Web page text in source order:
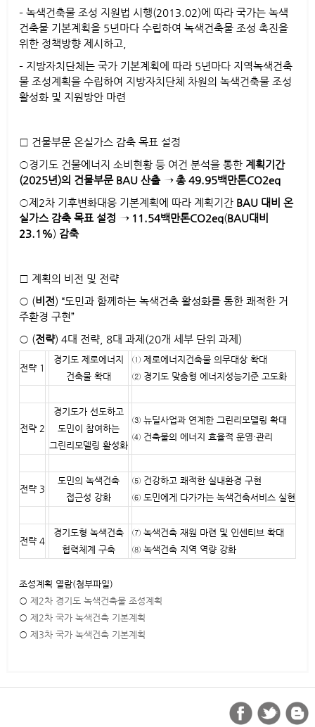
– 녹색건축물 조성 지원법 시행(2013.02)에 따라 국가는 녹색
건축물 기본계획을 5년마다 수립하여 녹색건축물 조성 촉진을
위한 정책방향 제시하고,
– 지방자치단체는 국가 기본계획에 따라 5년마다 지역녹색건축
물 조성계획을 수립하여 지방자치단체 차원의 녹색건축물 조성
활성화 및 지원방안 마련
□ 건물부문 온실가스 감축 목표 설정
○경기도 건물에너지 소비현황 등 여건 분석을 통한 계획기간
(2025년)의 건물부문 BAU 산출 →총49.95백만톤CO2eq
○제2차 기후변화대응 기본계획에 따라 계획기간 BAU 대비 온
실가스 감축 목표 설정 → 11.54백만톤CO2eq(BAU대비
23.1%) 감축
□ 계획의 비전 및 전략
○ (비전) “도민과 함께하는 녹색건축 활성화를 통한 쾌적한 거
주환경 구현”
○ (전략) 4대 전략, 8대 과제(20개 세부 단위 과제)
전략 1
경기도 제로에너지
건축물 확대
① 제로에너지건축물 의무대상 확대
② 경기도 맞춤형 에너지성능기준 고도화
전략 2
경기도가 선도하고
도민이 참여하는
그린리모델링 활성화
③ 뉴딜사업과 연계한 그린리모델링 확대
④ 건축물의 에너지 효율적 운영·관리
전략 3
도민의 녹색건축
접근성 강화
⑤ 건강하고 쾌적한 실내환경 구현
⑥ 도민에게 다가가는 녹색건축서비스 실현
전략 4
경기도형 녹색건축
협력체계 구축
⑦ 녹색건축 재원 마련 및 인센티브 확대
⑧ 녹색건축 지역 역량 강화
조성계획 열람(첨부파일)
○ 제2차 경기도 녹색건축물 조성계획
○ 제2차 국가 녹색건축 기본계획
○ 제3차 국가 녹색건축 기본계획